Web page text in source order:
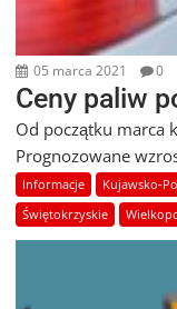
05 marca 2021 0
Ceny paliw
Od początku marca
Prognozowane
Informacje Kujawsko-
Świętokrzyskie